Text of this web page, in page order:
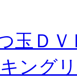
玉Ｄ
ング